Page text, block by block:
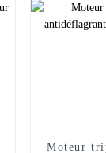
Moteur